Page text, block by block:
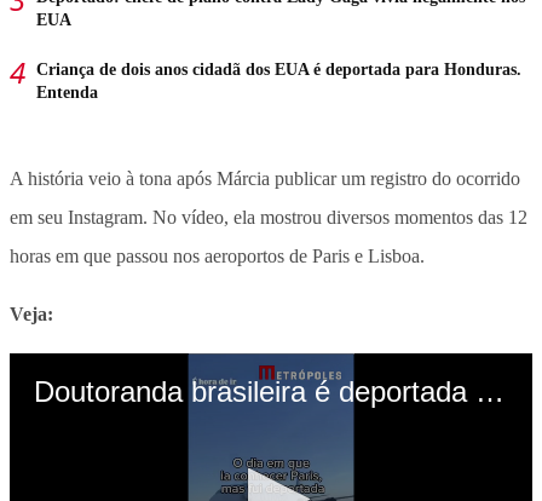
EUA
Criança de dois anos cidadã dos EUA é deportada para Honduras.
Entenda
A história veio à tona após Márcia publicar um registro do ocorrido
em seu Instagram. No vídeo, ela mostrou diversos momentos das 12
horas em que passou nos aeroportos de Paris e Lisboa.
Veja: